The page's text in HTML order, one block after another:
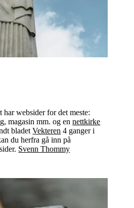
har websider for det meste:
magasin mm. og ennettkirke
bladetVekteren 4 ganger i
du herfra gå inn på
Svenn Thommy